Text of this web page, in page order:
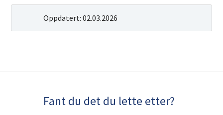
Oppdatert: 02.03.2026
Fant du det du lette etter?